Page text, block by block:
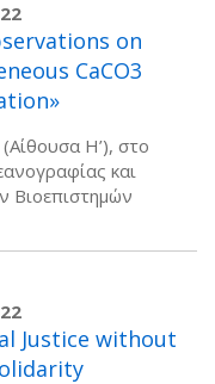
on
CaCO3
(Αίθουσα Η’), στο
και
Βιοεπιστημών
Justice without